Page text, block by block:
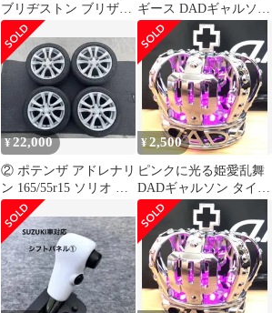
ブリヂストン ブリザッ
ク VRX3 165/55r15
ギース DADギャルソン
タイプCROWN王冠
USB電源
¥22,000
② ポテンザ アドレナリ
ン 165/55r15 ソリオ 純
正15インチ 2本
¥2,500
ピンクに光る姫愛乱舞
DADギャルソン タイプ
CROWN王冠 USB電源